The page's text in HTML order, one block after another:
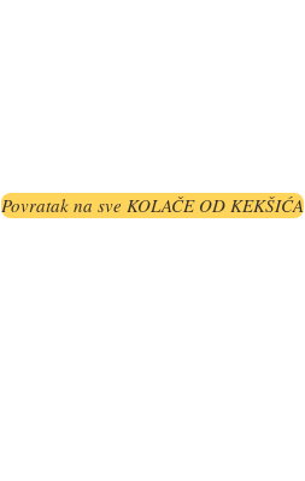
Povratak na sve KOLAČE OD KEKŠIĆA